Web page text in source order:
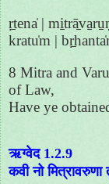
ṛ̱tena̍ |
kratu̍m |
8 Mitra and
of Law,
Have ye
ऋग्वेद 1.2.9
कवी नो